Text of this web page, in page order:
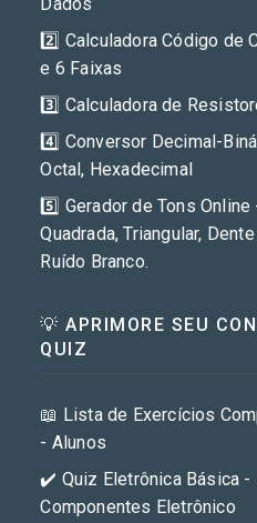
2️⃣ Calculadora Código de
e 6 Faixas
3️⃣ Calculadora de
4️⃣ Conversor Decimal-
Octal, Hexadecimal
5️⃣ Gerador de Tons
Quadrada, Triangular,
Ruído Branco.
💡 APRIMORE SEU
QUIZ
📖 Lista de Exercícios
- Alunos
✔️ Quiz Eletrônica Básica -
Componentes Eletrônico